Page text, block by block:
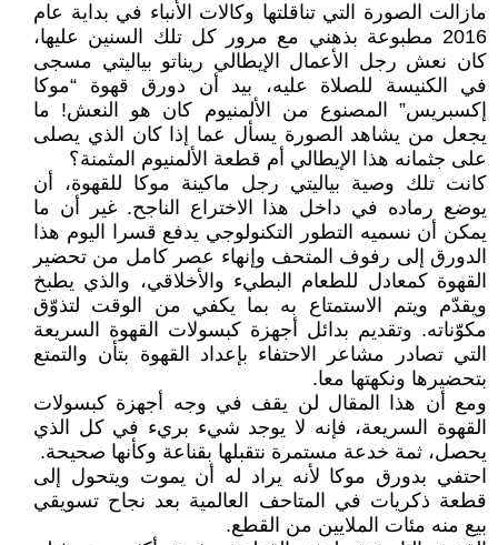
مازالت الصورة التي تناقلتها وكالات الأنباء في بداية عام
2016 مطبوعة بذهني مع مرور كل تلك السنين عليها،
كان نعش رجل الأعمال الإيطالي ريناتو بياليتي مسجى
في الكنيسة للصلاة عليه، بيد أن دورق قهوة “موكا
إكسبريس” المصنوع من الألمنيوم كان هو النعش! ما
يجعل من يشاهد الصورة يسأل عما إذا كان الذي يصلى
على جثمانه هذا الإيطالي أم قطعة الألمنيوم المثمنة؟
كانت تلك وصية بياليتي رجل ماكينة موكا للقهوة، أن
يوضع رماده في داخل هذا الاختراع الناجح. غير أن ما
يمكن أن نسميه التطور التكنولوجي يدفع قسرا اليوم هذا
الدورق إلى رفوف المتحف وإنهاء عصر كامل من تحضير
القهوة كمعادل للطعام البطيء والأخلاقي، والذي يطبخ
ويقدّم ويتم الاستمتاع به بما يكفي من الوقت لتذوّق
مكوّناته. وتقديم بدائل أجهزة كبسولات القهوة السريعة
التي تصادر مشاعر الاحتفاء بإعداد القهوة بتأن والتمتع
بتحضيرها ونكهتها معا.
ومع أن هذا المقال لن يقف في وجه أجهزة كبسولات
القهوة السريعة، فإنه لا يوجد شيء بريء في كل الذي
يحصل، ثمة خدعة مستمرة نتقبلها بقناعة وكأنها صحيحة.
احتفي بدورق موكا لأنه يراد له أن يموت ويتحول إلى
قطعة ذكريات في المتاحف العالمية بعد نجاح تسويقي
بيع منه مئات الملايين من القطع.